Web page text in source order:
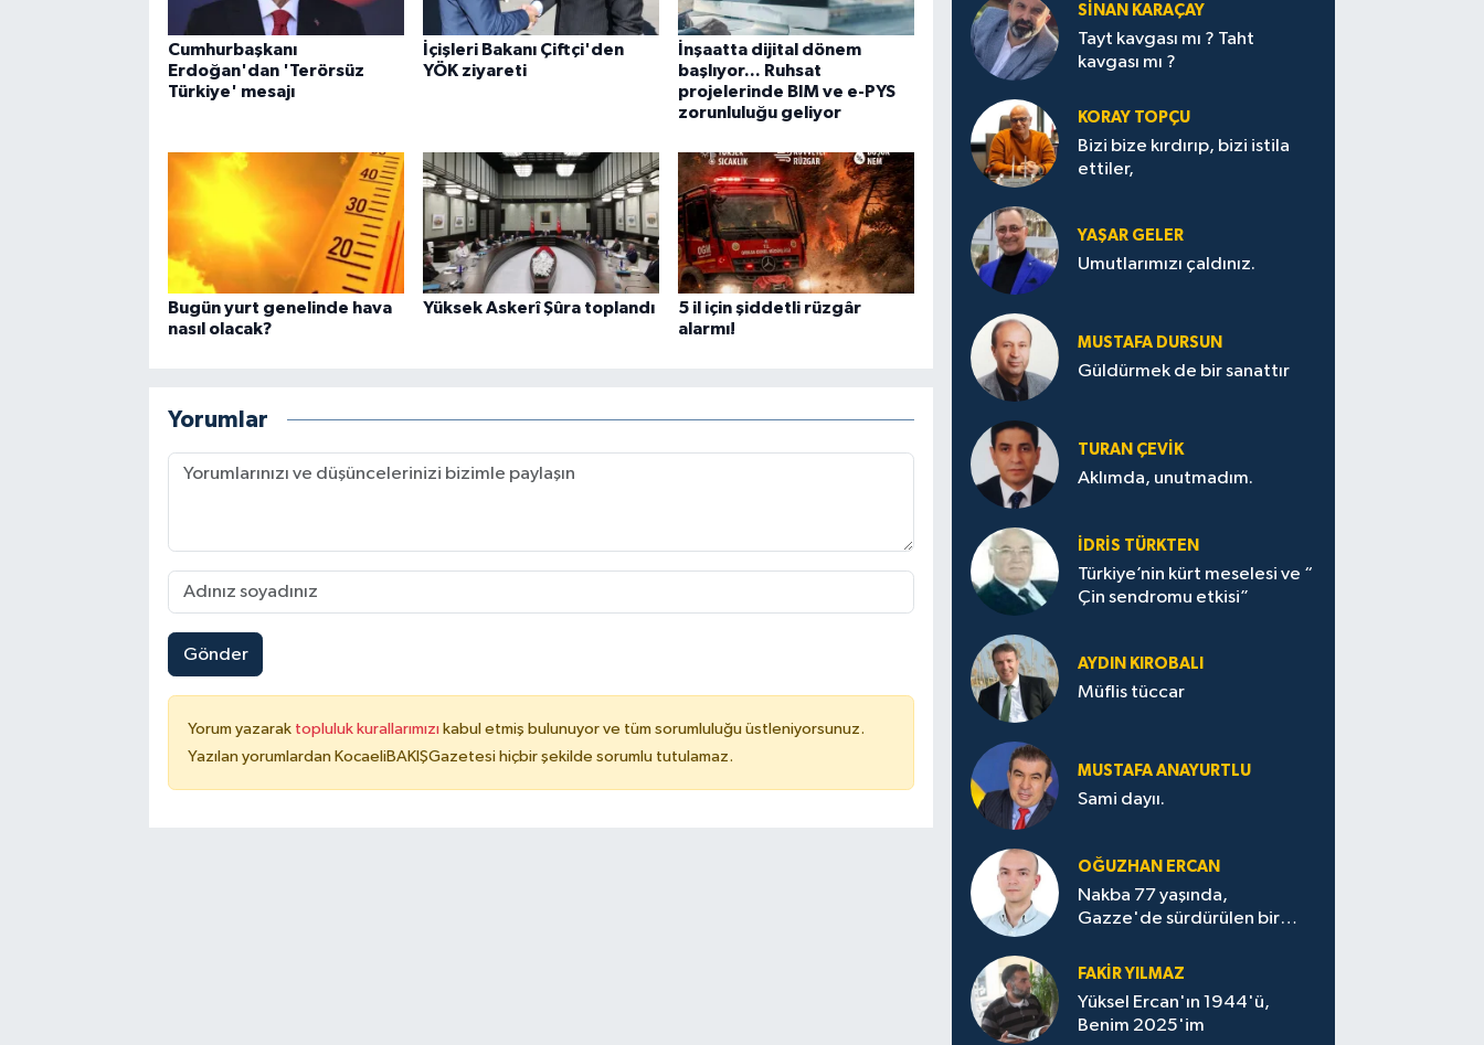
Cumhurbaşkanı
Erdoğan'dan 'Terörsüz
Türkiye' mesajı
İçişleri Bakanı Çiftçi'den
YÖK ziyareti
İnşaatta dijital dönem
başlıyor... Ruhsat
projelerinde BIM ve e-PYS
zorunluluğu geliyor
Bugün yurt genelinde hava
nasıl olacak?
Yüksek Askerî Şûra toplandı
5 il için şiddetli rüzgâr
alarmı!
Yorumlar
Gönder
Yorum yazarak topluluk kurallarımızı kabul etmiş bulunuyor ve tüm sorumluluğu üstleniyorsunuz.
Yazılan yorumlardan KocaeliBAKIŞGazetesi hiçbir şekilde sorumlu tutulamaz.
SİNAN KARAÇAY
Tayt kavgası mı ? Taht
kavgası mı ?
KORAY TOPÇU
Bizi bize kırdırıp, bizi istila
ettiler,
YAŞAR GELER
Umutlarımızı çaldınız.
MUSTAFA DURSUN
Güldürmek de bir sanattır
TURAN ÇEVİK
Aklımda, unutmadım.
İDRİS TÜRKTEN
Türkiye’nin kürt meselesi ve “
Çin sendromu etkisi”
AYDIN KIROBALI
Müflis tüccar
MUSTAFA ANAYURTLU
Sami dayıı.
OĞUZHAN ERCAN
Nakba 77 yaşında,
Gazze'de sürdürülen bir
FAKİR YILMAZ
Yüksel Ercan'ın 1944'ü,
Benim 2025'im